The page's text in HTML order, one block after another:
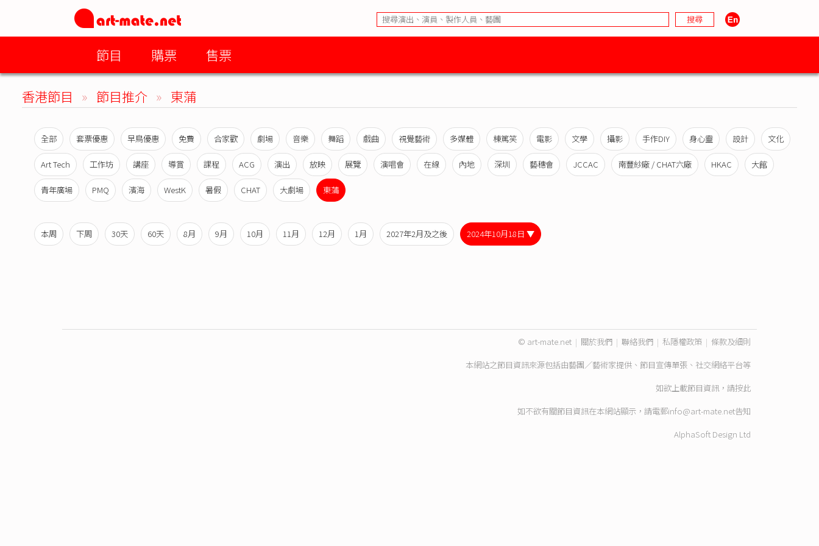
節目 購票 售票
香港節目 » 節目推介 » 東蒲
全部 套票優惠 早鳥優惠 免費 合家歡 劇場 音樂 舞蹈 戲曲 視覺藝術 多媒體 棟篤笑 電影 文學 攝影 手作DIY 身心靈 設計 文化
Art Tech 工作坊 講座 導賞 課程 ACG 演出 放映 展覽 演唱會 在線 內地 深圳 藝穗會 JCCAC 南豐紗廠 / CHAT六廠 HKAC 大館
青年廣場 PMQ 濱海 WestK 暑假 CHAT 大劇場 東蒲
本周 下周 30天 60天 8月 9月 10月 11月 12月 1月 2027年2月及之後 2024年10月18日 ▼
© art-mate.net | 關於我們 | 聯絡我們 | 私隱權政策 | 條款及細則
本網站之節目資訊來源包括由藝團／藝術家提供、節目宣傳單張、社交網絡平台等
如欲上載節目資訊，請按此
如不欲有關節目資訊在本網站顯示，請電郵info@art-mate.net告知
AlphaSoft Design Ltd